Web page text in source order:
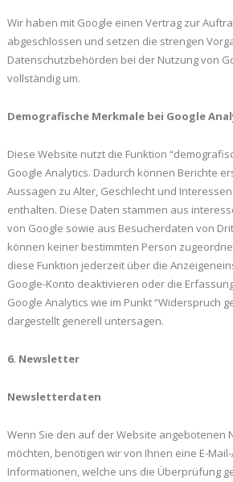
Wir haben mit Google einen Vertrag zur
abgeschlossen und setzen die strengen
Datenschutzbehörden bei der Nutzung von
vollständig um.
Demografische Merkmale bei Google
Diese Website nutzt die Funktion
Google Analytics. Dadurch können Berichte
Aussagen zu Alter, Geschlecht und
enthalten. Diese Daten stammen aus
von Google sowie aus Besucherdaten von
können keiner bestimmten Person
diese Funktion jederzeit über die
Google-Konto deaktivieren oder die
Google Analytics wie im Punkt “Widerspruch
dargestellt generell untersagen.
6. Newsletter
Newsletterdaten
Wenn Sie den auf der Website angebotenen
möchten, benötigen wir von Ihnen eine E-
Informationen, welche uns die Überprüfung